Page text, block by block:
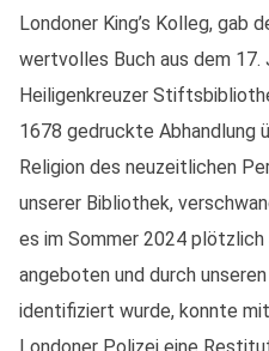
Londoner King’s Kolleg, gab
wertvolles Buch aus dem 17.
Heiligenkreuzer
1678 gedruckte Abhandlung
Religion des neuzeitlichen
unserer Bibliothek,
es im Sommer 2024
angeboten und durch
identifiziert wurde, konnte